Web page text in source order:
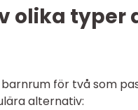
olika
för två som
alternativ: